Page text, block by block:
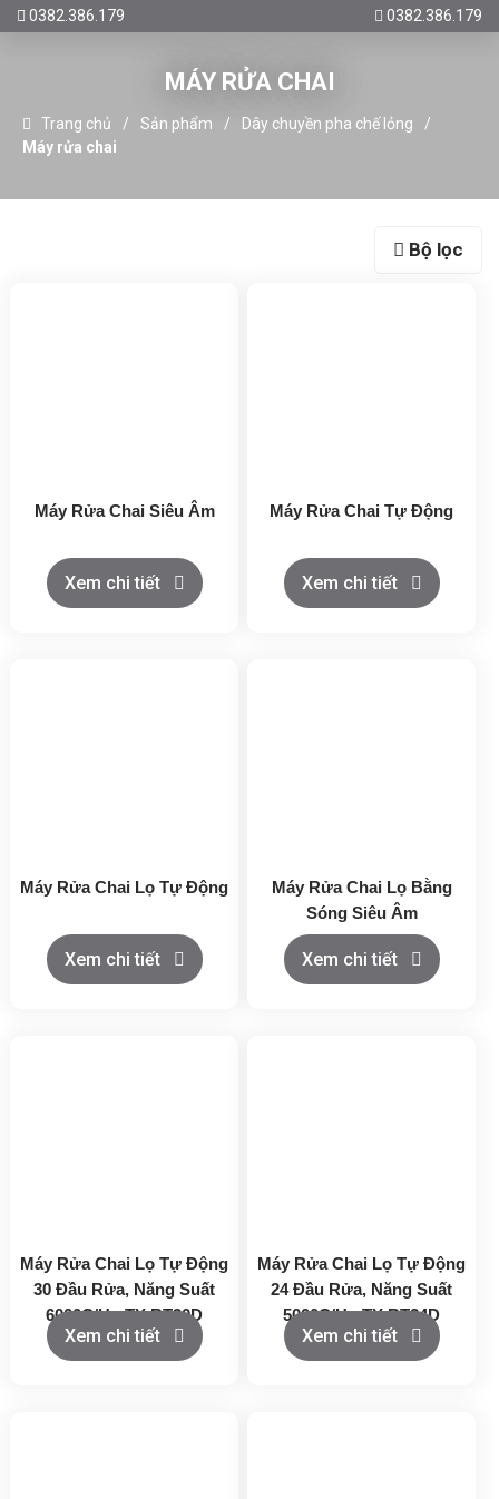
0382.386.179 0382.386.179
MÁY RỬA CHAI
Trang chủ Sản phẩm
Dây chuyền pha chế lỏng
Máy rửa chai
Bộ lọc
Máy Rửa Chai Siêu Âm
Xem chi tiết
Máy Rửa Chai Tự Động
Xem chi tiết
Máy Rửa Chai Lọ Tự Động
Xem chi tiết
Máy Rửa Chai Lọ Bằng
Sóng Siêu Âm
Xem chi tiết
Máy Rửa Chai Lọ Tự Động
30 Đầu Rửa, Năng Suất
6000C/H - TY-RT30D
Xem chi tiết
Máy Rửa Chai Lọ Tự Động
24 Đầu Rửa, Năng Suất
5000C/H - TY-RT24D
Xem chi tiết